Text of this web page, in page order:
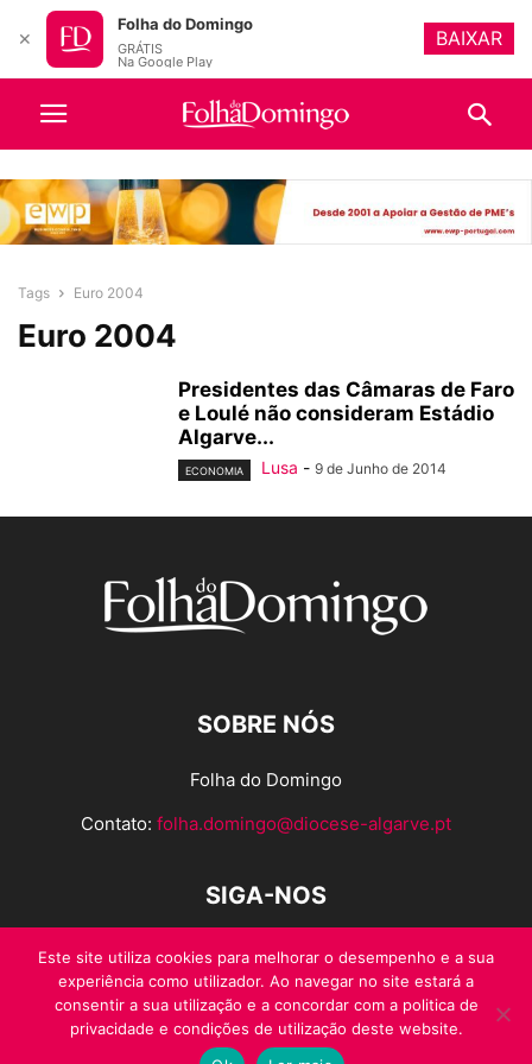
Tags Euro 2004
Euro 2004
Presidentes das Câmaras de Faro
e Loulé não consideram Estádio
Algarve...
ECONOMIA Lusa - 9 de Junho de 2014
SOBRE NÓS
Folha do Domingo
Contato: folha.domingo@diocese-algarve.pt
SIGA-NOS
Este site utiliza cookies para melhorar o desempenho e a sua
experiência como utilizador. Ao navegar no site estará a
consentir a sua utilização e a concordar com a politica de
privacidade e condições de utilização deste website.
✕
Folha do Domingo
GRÁTIS
Na Google Play
BAIXAR